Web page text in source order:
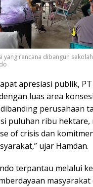
yang rencana dibangun
apresiasi publik,
luas area
dibanding perusahaan
puluhan ribu hektare,
of crisis dan
ujar Hamdan.
terpantau melalui
masyarakat